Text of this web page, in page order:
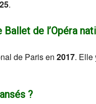
.
de l’Opéra
de Paris en 2017. Elle
?